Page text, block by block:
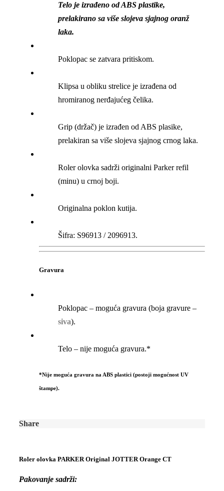
Telo je izrađeno od ABS plastike,
prelakirano sa više slojeva sjajnog oranž
laka.
Poklopac se zatvara pritiskom.
Klipsa u obliku strelice je izrađena od
hromiranog nerđajućeg čelika.
Grip (držač) je izrađen od ABS plasike,
prelakiran sa više slojeva sjajnog crnog laka.
Roler olovka sadrži originalni Parker refil
(minu) u crnoj boji.
Originalna poklon kutija.
Šifra: S96913 / 2096913.
Gravura
Poklopac – moguća gravura (boja gravure –
siva).
Telo – nije moguća gravura.*
*Nije moguća gravura na ABS plastici (postoji mogućnost UV
štampe).
Share
Roler olovka PARKER Original JOTTER Orange CT
Pakovanje sadrži: